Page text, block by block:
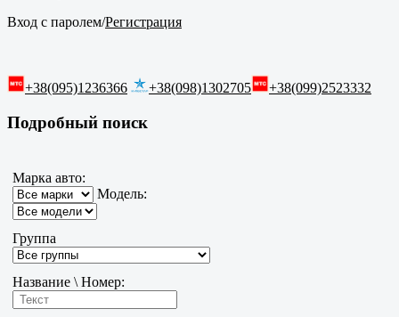
Вход с паролем/Регистрация
+38(095)1236366 +38(098)1302705 +38(099)2523332
Подробный поиск
Марка авто:
Модель:
Группа
Название \ Номер: